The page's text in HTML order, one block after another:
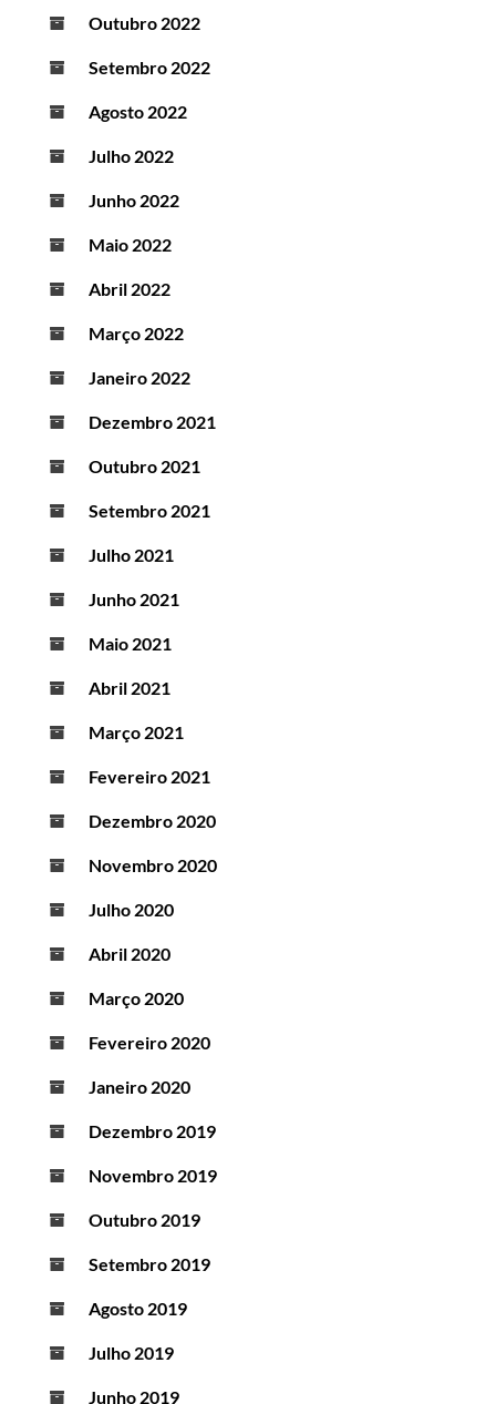
Outubro 2022
Setembro 2022
Agosto 2022
Julho 2022
Junho 2022
Maio 2022
Abril 2022
Março 2022
Janeiro 2022
Dezembro 2021
Outubro 2021
Setembro 2021
Julho 2021
Junho 2021
Maio 2021
Abril 2021
Março 2021
Fevereiro 2021
Dezembro 2020
Novembro 2020
Julho 2020
Abril 2020
Março 2020
Fevereiro 2020
Janeiro 2020
Dezembro 2019
Novembro 2019
Outubro 2019
Setembro 2019
Agosto 2019
Julho 2019
Junho 2019